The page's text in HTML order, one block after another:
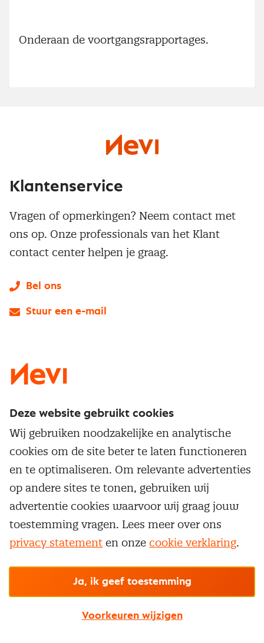
Onderaan de voortgangsrapportages.
Service & contact
Over inkoop
Netwerk en communities
Aanmelden nieuwsbrief
Word lid van Nevi
Inkoop vacatures
Opzeggen lidmaatschap
Populaire thema's
Aanbesteden
Contractmanagement
Kostenmanagement
Onderhandelen
Supply management
Opleidingen en trainingen
Trainingen
Opleidingen
Maatwerk
Vrijstellingen
Klantenservice
Vragen of opmerkingen? Neem contact met
ons op. Onze professionals van het Klant
contact center helpen je graag.
Bel ons
Stuur een e-mail
Cookievoorkeuren beherenOnzealgemene
© Nevi.nl
Deze website gebruikt cookies
Wij gebruiken noodzakelijke en analytische
cookies om de site beter te laten functioneren
en te optimaliseren. Om relevante advertenties
op andere sites te tonen, gebruiken wij
advertentie cookies waarvoor wij graag jouw
toestemming vragen. Lees meer over ons
privacy statement en onze cookie verklaring.
Ja, ik geef toestemming
Voorkeuren wijzigen